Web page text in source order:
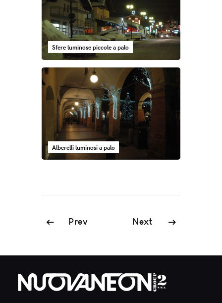
Sfere luminose piccole a palo
Alberelli luminosi a palo
Prev Next